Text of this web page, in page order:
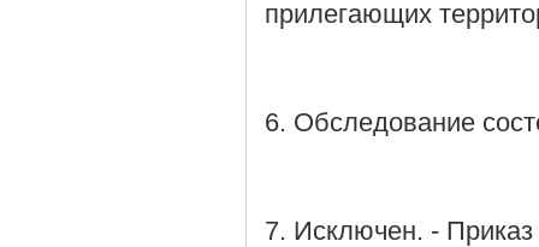
прилегающих
6. Обследование
7. Исключен. -